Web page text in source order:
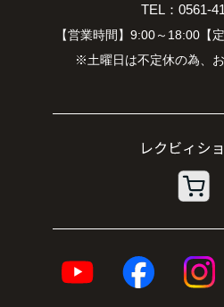
TEL：0561-
【営業時間】9:00～18:00【
※土曜日は不定休の為、